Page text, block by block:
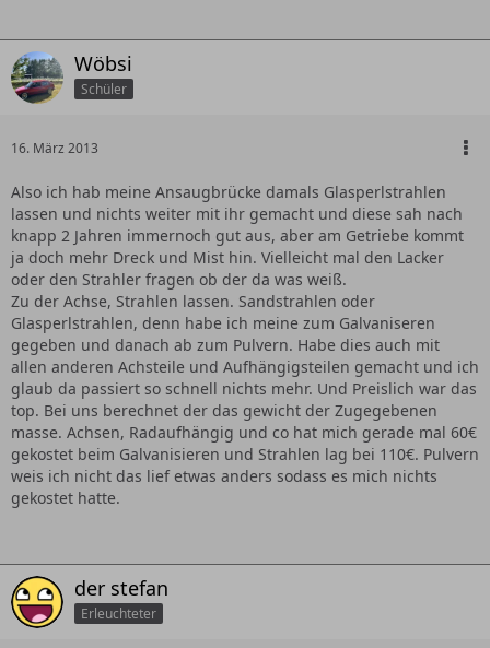
Wöbsi
Schüler
16. März 2013
Also ich hab meine Ansaugbrücke damals Glasperlstrahlen
lassen und nichts weiter mit ihr gemacht und diese sah nach
knapp 2 Jahren immernoch gut aus, aber am Getriebe kommt
ja doch mehr Dreck und Mist hin. Vielleicht mal den Lacker
oder den Strahler fragen ob der da was weiß.
Zu der Achse, Strahlen lassen. Sandstrahlen oder
Glasperlstrahlen, denn habe ich meine zum Galvaniseren
gegeben und danach ab zum Pulvern. Habe dies auch mit
allen anderen Achsteile und Aufhängigsteilen gemacht und ich
glaub da passiert so schnell nichts mehr. Und Preislich war das
top. Bei uns berechnet der das gewicht der Zugegebenen
masse. Achsen, Radaufhängig und co hat mich gerade mal 60€
gekostet beim Galvanisieren und Strahlen lag bei 110€. Pulvern
weis ich nicht das lief etwas anders sodass es mich nichts
gekostet hatte.
der stefan
Erleuchteter